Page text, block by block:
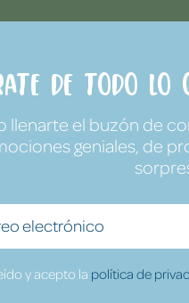
de todo lo
llenarte el buzón de
geniales, de
y acepto la política de